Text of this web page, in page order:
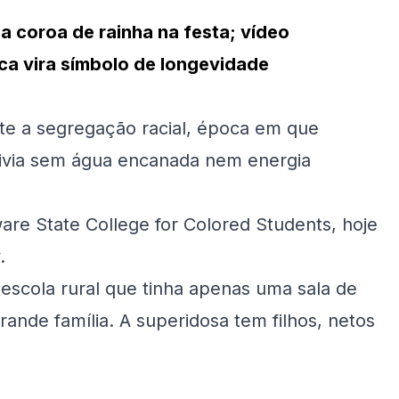
coroa de rainha na festa; vídeo
vira símbolo de longevidade
a segregação racial, época em que
sem água encanada nem energia
State College for Colored Students, hoje
rural que tinha apenas uma sala de
família. A superidosa tem filhos, netos